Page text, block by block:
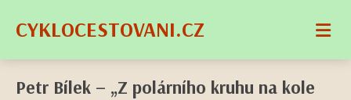
CYKLOCESTOVANI.CZ
Petr Bílek – „Z polárního kruhu na kole